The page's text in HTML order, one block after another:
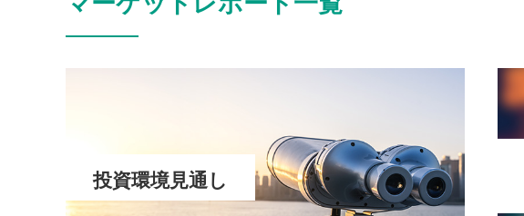
投資環境見通し